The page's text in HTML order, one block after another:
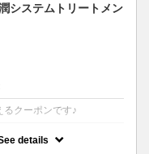
システムトリートメン
るクーポンです♪
details